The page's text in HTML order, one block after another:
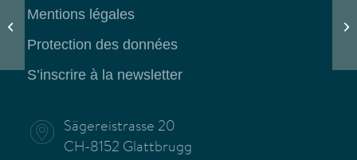
Mentions légales
Protection des données
S’inscrire à la newsletter
Sägereistrasse 20
CH-8152 Glattbrugg
« Le verre devrait toujours être à